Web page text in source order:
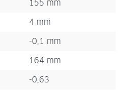
155 mm
4 mm
-0,1 mm
164 mm
-0,63